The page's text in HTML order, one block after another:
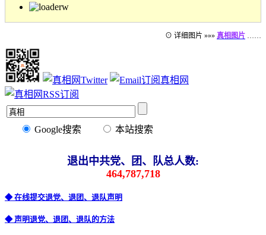
⊙ 详细图片 »»» 真相图片 ……
Google搜索 本站搜索
退出中共党、团、队总人数:
464,787,718
◆ 在线提交退党、退团、退队声明
◆ 声明退党、退团、退队的方法